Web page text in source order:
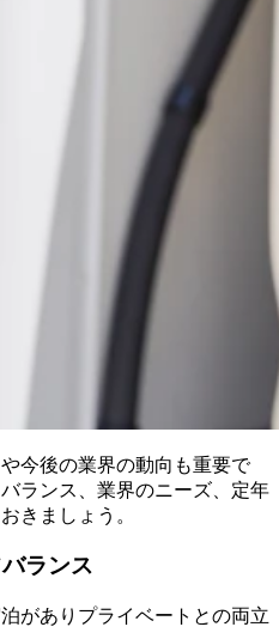
今後の業界の動向も重要で
ランス、業界のニーズ、定年
きましょう。
ランス
がありプライベートとの両立